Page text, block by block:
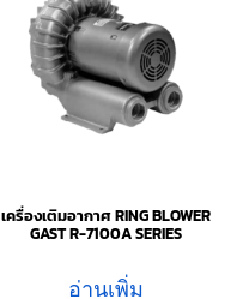
เครื่องเติมอากาศ RING BLOWER
GAST R-7100A SERIES
อ่านเพิ่ม